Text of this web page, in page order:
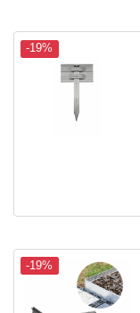
-19%
-19%